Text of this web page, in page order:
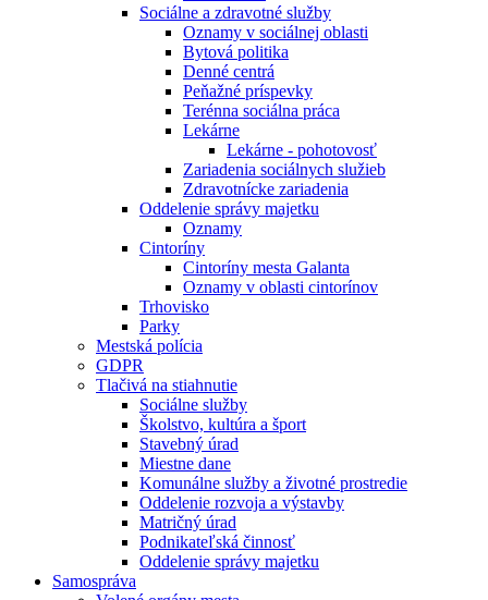
Sociálne a zdravotné služby
Oznamy v sociálnej oblasti
Bytová politika
Denné centrá
Peňažné príspevky
Terénna sociálna práca
Lekárne
Lekárne - pohotovosť
Zariadenia sociálnych služieb
Zdravotnícke zariadenia
Oddelenie správy majetku
Oznamy
Cintoríny
Cintoríny mesta Galanta
Oznamy v oblasti cintorínov
Trhovisko
Parky
Mestská polícia
GDPR
Tlačivá na stiahnutie
Sociálne služby
Školstvo, kultúra a šport
Stavebný úrad
Miestne dane
Komunálne služby a životné prostredie
Oddelenie rozvoja a výstavby
Matričný úrad
Podnikateľská činnosť
Oddelenie správy majetku
Samospráva